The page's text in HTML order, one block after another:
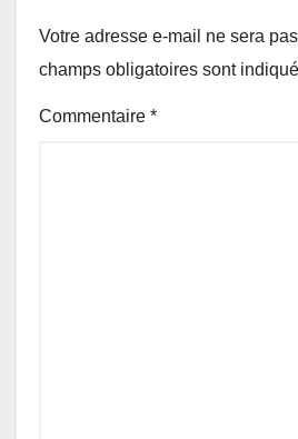
Votre adresse e-mail ne sera
champs obligatoires sont
Commentaire *